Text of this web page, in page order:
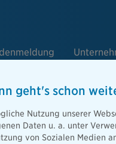
geht's schon
Nutzung unserer
Daten u. a. unter
von Sozialen Medien